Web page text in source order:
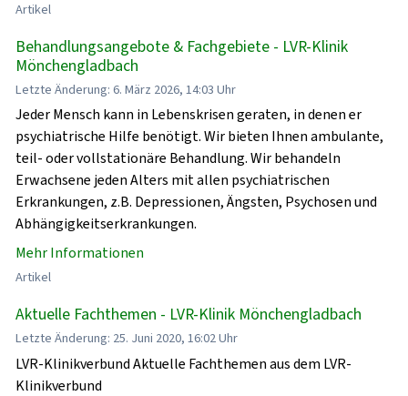
Artikel
Behandlungsangebote & Fachgebiete - LVR-Klinik
Mönchengladbach
Letzte Änderung: 6. März 2026, 14:03 Uhr
Jeder Mensch kann in Lebenskrisen geraten, in denen er
psychiatrische Hilfe benötigt. Wir bieten Ihnen ambulante,
teil- oder vollstationäre Behandlung. Wir behandeln
Erwachsene jeden Alters mit allen psychiatrischen
Erkrankungen, z.B. Depressionen, Ängsten, Psychosen und
Abhängigkeitserkrankungen.
Mehr Informationen
Artikel
Aktuelle Fachthemen - LVR-Klinik Mönchengladbach
Letzte Änderung: 25. Juni 2020, 16:02 Uhr
LVR-Klinikverbund Aktuelle Fachthemen aus dem LVR-
Klinikverbund